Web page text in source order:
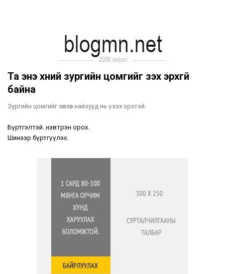
Та энэ хүний зургийн цомгийг үзэх эрхгүй
байна
Зургийн цомгийг зөвхөн найзууд нь үзэх эрхтэй.
Бүртгэлтэй. нэвтрэн орох.
Шинээр бүртгүүлэх.